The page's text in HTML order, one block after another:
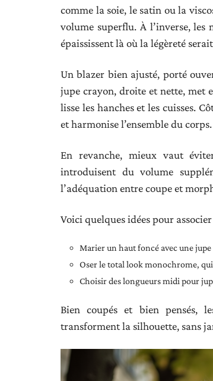
comme la soie, le satin ou la
volume superflu. À l’inverse, les
épaississent là où la légèreté
Un blazer bien ajusté, porté
jupe crayon, droite et nette, met
lisse les hanches et les cuisses.
et harmonise l’ensemble du corps.
En revanche, mieux vaut
introduisent du volume
l’adéquation entre coupe et
Voici quelques idées pour
Marier un haut foncé avec une
Oser le total look monochrome,
Choisir des longueurs midi pour
Bien coupés et bien pensés,
transforment la silhouette, sans